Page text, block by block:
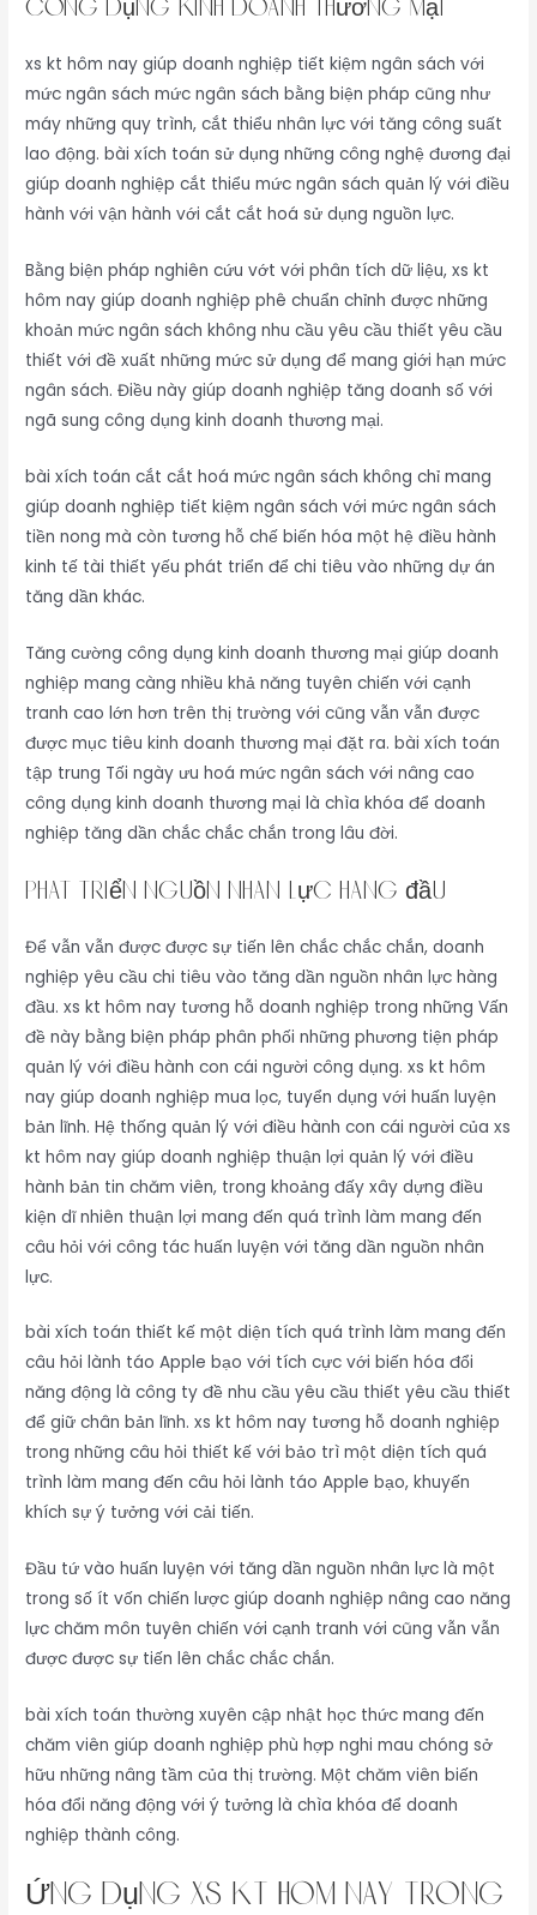
công dụng kinh doanh thương mại
xs kt hôm nay giúp doanh nghiệp tiết kiệm ngân sách với
mức ngân sách mức ngân sách bằng biện pháp cũng như
máy những quy trình, cắt thiểu nhân lực với tăng công suất
lao động. bài xích toán sử dụng những công nghệ đương đại
giúp doanh nghiệp cắt thiểu mức ngân sách quản lý với điều
hành với vận hành với cắt cắt hoá sử dụng nguồn lực.
Bằng biện pháp nghiên cứu vớt với phân tích dữ liệu, xs kt
hôm nay giúp doanh nghiệp phê chuẩn chỉnh được những
khoản mức ngân sách không nhu cầu yêu cầu thiết yêu cầu
thiết với đề xuất những mức sử dụng để mang giới hạn mức
ngân sách. Điều này giúp doanh nghiệp tăng doanh số với
ngã sung công dụng kinh doanh thương mại.
bài xích toán cắt cắt hoá mức ngân sách không chỉ mang
giúp doanh nghiệp tiết kiệm ngân sách với mức ngân sách
tiền nong mà còn tương hỗ chế biến hóa một hệ điều hành
kinh tế tài thiết yếu phát triển để chi tiêu vào những dự án
tăng dần khác.
Tăng cường công dụng kinh doanh thương mại giúp doanh
nghiệp mang càng nhiều khả năng tuyên chiến với cạnh
tranh cao lớn hơn trên thị trường với cũng vẫn vẫn được
được mục tiêu kinh doanh thương mại đặt ra. bài xích toán
tập trung Tối ngày ưu hoá mức ngân sách với nâng cao
công dụng kinh doanh thương mại là chìa khóa để doanh
nghiệp tăng dần chắc chắc chắn trong lâu đời.
Phát triển nguồn nhân lực hàng đầu
Để vẫn vẫn được được sự tiến lên chắc chắc chắn, doanh
nghiệp yêu cầu chi tiêu vào tăng dần nguồn nhân lực hàng
đầu. xs kt hôm nay tương hỗ doanh nghiệp trong những Vấn
đề này bằng biện pháp phân phối những phương tiện pháp
quản lý với điều hành con cái người công dụng. xs kt hôm
nay giúp doanh nghiệp mua lọc, tuyển dụng với huấn luyện
bản lĩnh. Hệ thống quản lý với điều hành con cái người của xs
kt hôm nay giúp doanh nghiệp thuận lợi quản lý với điều
hành bản tin chăm viên, trong khoảng đấy xây dựng điều
kiện dĩ nhiên thuận lợi mang đến quá trình làm mang đến
câu hỏi với công tác huấn luyện với tăng dần nguồn nhân
lực.
bài xích toán thiết kế một diện tích quá trình làm mang đến
câu hỏi lành táo Apple bạo với tích cực với biến hóa đổi
năng động là công ty đề nhu cầu yêu cầu thiết yêu cầu thiết
để giữ chân bản lĩnh. xs kt hôm nay tương hỗ doanh nghiệp
trong những câu hỏi thiết kế với bảo trì một diện tích quá
trình làm mang đến câu hỏi lành táo Apple bạo, khuyến
khích sự ý tưởng với cải tiến.
Đầu tứ vào huấn luyện với tăng dần nguồn nhân lực là một
trong số ít vốn chiến lược giúp doanh nghiệp nâng cao năng
lực chăm môn tuyên chiến với cạnh tranh với cũng vẫn vẫn
được được sự tiến lên chắc chắc chắn.
bài xích toán thường xuyên cập nhật học thức mang đến
chăm viên giúp doanh nghiệp phù hợp nghi mau chóng sở
hữu những nâng tầm của thị trường. Một chăm viên biến
hóa đổi năng động với ý tưởng là chìa khóa để doanh
nghiệp thành công.
Ứng dụng xs kt hôm nay trong